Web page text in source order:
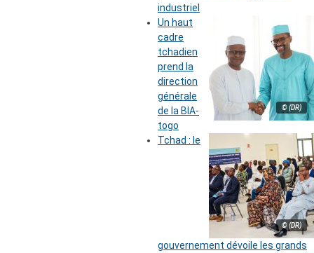
industriel
© (DR)
Un haut
cadre
tchadien
prend la
direction
générale
de la BIA-
togo
© (DR)
Tchad : le
gouvernement dévoile les grands